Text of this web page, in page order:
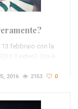
13 febbraio con la
il video). Ora è…
2016 2153 0